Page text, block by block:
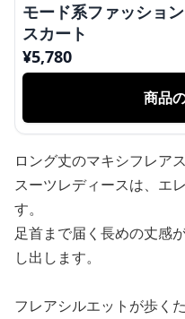
モード系ファッショ
スカート
¥5,780
商品
ロング丈のマキシフレア
スーツレディースは、エ
す。
足首まで届く長めの丈感
し出します。
フレアシルエットが歩く